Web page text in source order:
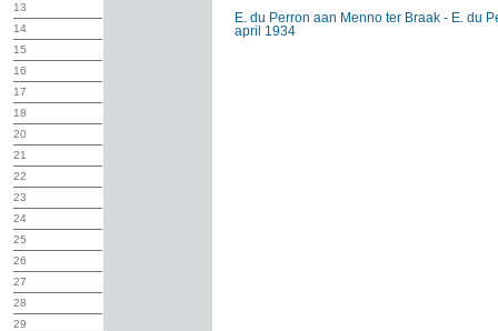
13
14
15
16
17
18
20
21
22
23
24
25
26
27
28
29
E. du Perron aan Menno ter Braak - E. du
april 1934